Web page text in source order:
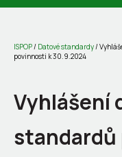
ISPOP/ Datové standardy/
povinnosti k 30.9.2024
Vyhlášení
standardů